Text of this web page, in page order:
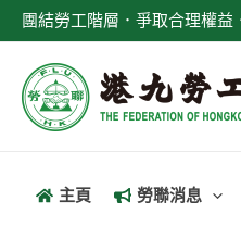
至
團結勞工階層．爭取合理權
主頁 勞聯消息